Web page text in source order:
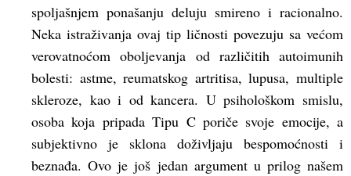
spoljašnjem ponašanju deluju smireno i racionalno.
Neka istraživanja ovaj tip ličnosti povezuju sa većom
verovatnoćom oboljevanja od različitih autoimunih
bolesti: astme, reumatskog artritisa, lupusa, multiple
skleroze, kao i od kancera. U psihološkom smislu,
osoba koja pripada Tipu C poriče svoje emocije, a
subjektivno je sklona doživljaju bespomoćnosti i
beznađa. Ovo je još jedan argument u prilog našem